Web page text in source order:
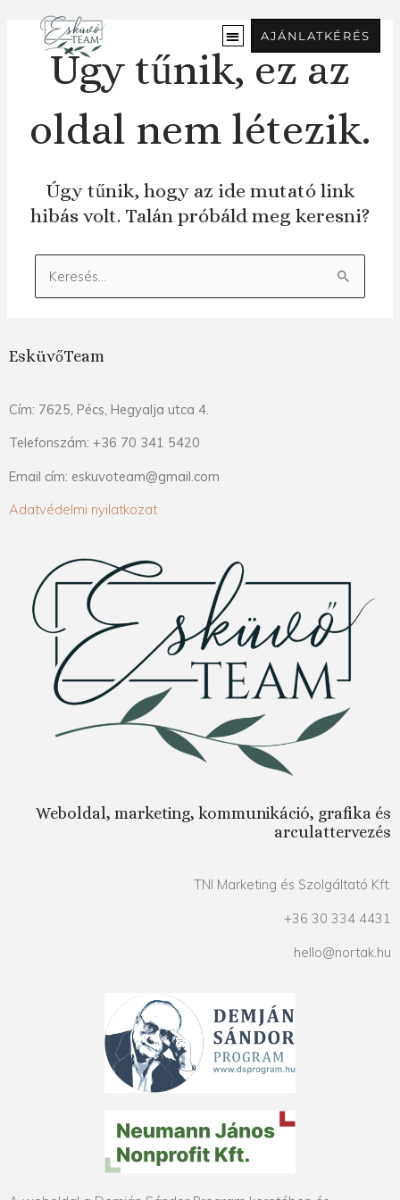
tartalomra
AJÁNLATKÉRÉS
Úgy tűnik, ez az
oldal nem létezik.
Úgy tűnik, hogy az ide mutató link
hibás volt. Talán próbáld meg keresni?
Keresés:
EsküvőTeam
Cím: 7625, Pécs, Hegyalja utca 4.
Telefonszám: +36 70 341 5420
Email cím: eskuvoteam@gmail.com
Adatvédelmi nyilatkozat
Weboldal, marketing, kommunikáció, grafika és
arculattervezés
TNI Marketing és Szolgáltató Kft.
+36 30 334 4431
hello@nortak.hu